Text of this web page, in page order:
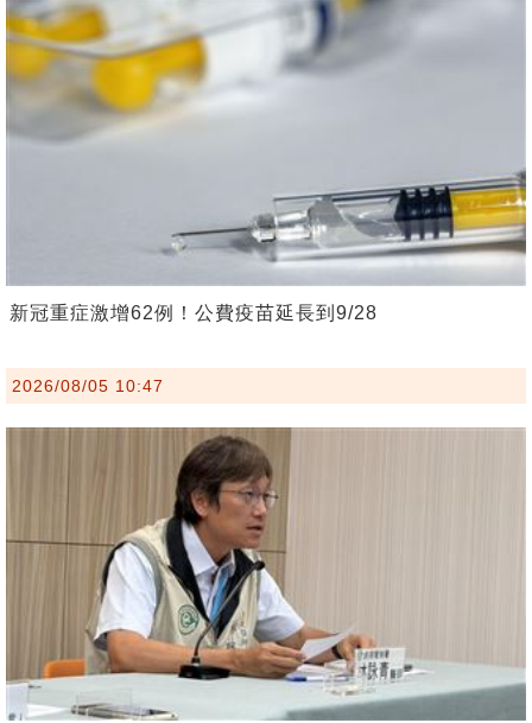
新冠重症激增62例！公費疫苗延長到9/28
2026/08/05 10:47